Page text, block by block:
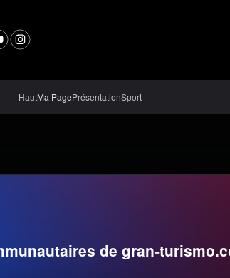
HautMa PagePrésentationSport
de gran-